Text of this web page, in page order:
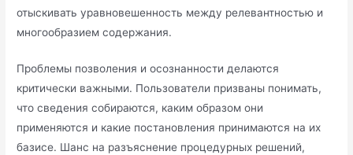
отыскивать уравновешенность между релевантностью и
многообразием содержания.
Проблемы позволения и осознанности делаются
критически важными. Пользователи призваны понимать,
что сведения собираются, каким образом они
применяются и какие постановления принимаются на их
базисе. Шанс на разъяснение процедурных решений,